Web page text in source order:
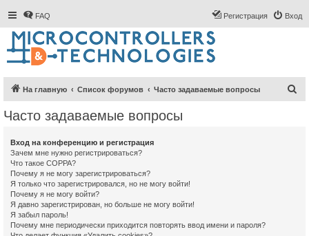
FAQ Вход
Регистрация
На главную Список форумов Часто задаваемые вопросы
Часто задаваемые вопросы
Вход на конференцию и регистрация
Зачем мне нужно регистрироваться?
Что такое COPPA?
Почему я не могу зарегистрироваться?
Я только что зарегистрировался, но не могу войти!
Почему я не могу войти?
Я давно зарегистрирован, но больше не могу войти!
Я забыл пароль!
Почему мне периодически приходится повторять ввод имени и пароля?